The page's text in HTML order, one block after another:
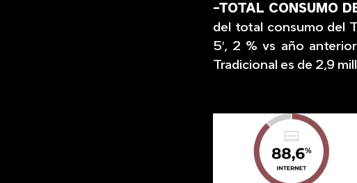
-TOTAL CONSUMO
del total consumo del
5′, 2 % vs año
Tradicional es de 2,9